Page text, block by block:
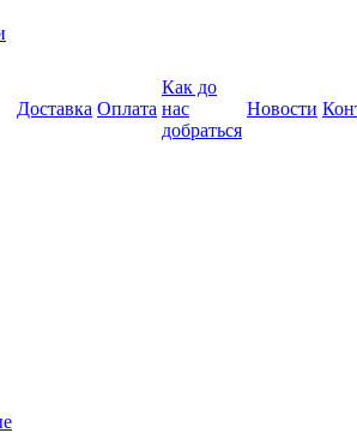
Доставка Оплата
Как до
нас
добраться
Новости